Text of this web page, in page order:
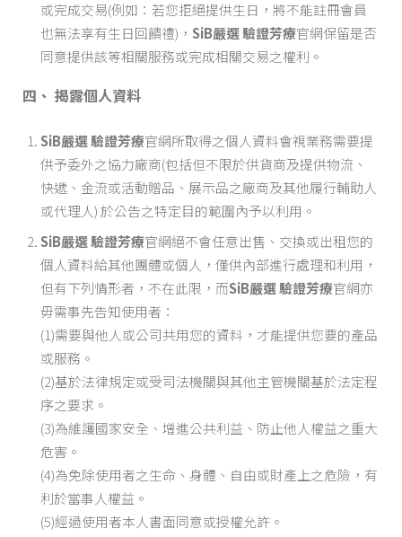
或完成交易(例如：若您拒絕提供生日，將不能註冊會員
也無法享有生日回饋禮)， SiB嚴選 驗證芳療官網保留是否
同意提供該等相關服務或完成相關交易之權利。
四、 揭露個人資料
SiB嚴選 驗證芳療官網所取得之個人資料會視業務需要提
供予委外之協力廠商(包括但不限於供貨商及提供物流、
快遞、金流或活動贈品、展示品之廠商及其他履行輔助人
或代理人) 於公告之特定目的範圍內予以利用。
SiB嚴選 驗證芳療官網絕不會任意出售、交換或出租您的
個人資料給其他團體或個人，僅供內部進行處理和利用，
但有下列情形者，不在此限，而SiB嚴選 驗證芳療官網亦
毋需事先告知使用者：
(1)需要與他人或公司共用您的資料，才能提供您要的產品
或服務。
(2)基於法律規定或受司法機關與其他主管機關基於法定程
序之要求。
(3)為維護國家安全、增進公共利益、防止他人權益之重大
危害。
(4)為免除使用者之生命、身體、自由或財產上之危險，有
利於當事人權益。
(5)經過使用者本人書面同意或授權允許。